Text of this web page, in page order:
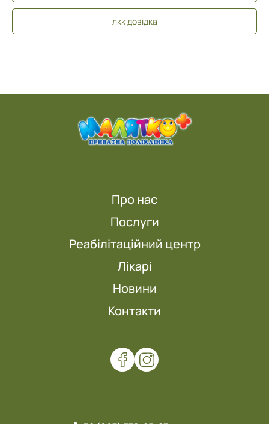
лкк довідка
Про нас
Послуги
Реабілітаційний центр
Лікарі
Новини
Контакти